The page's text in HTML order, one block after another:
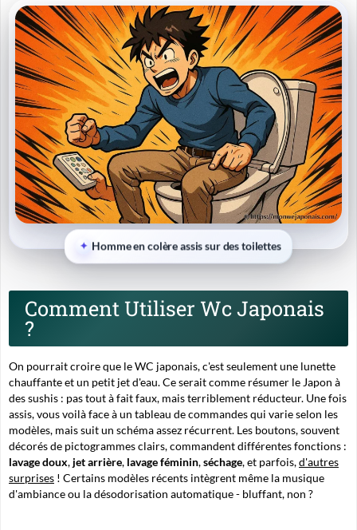
Homme en colère assis sur des toilettes
Comment Utiliser Wc Japonais
?
On pourrait croire que leWC japonais, c'est seulement une lunette
chauffante et un petit jet d'eau. Ce serait comme résumer le Japon à
des sushis : pas tout à fait faux, mais terriblement réducteur. Une fois
assis, vous voilà face à un tableau de commandes qui varie selon les
modèles, mais suit un schéma assez récurrent. Les boutons, souvent
décorés de pictogrammes clairs, commandent différentes fonctions :
lavage doux, jet arrière, lavage féminin,séchage, et parfois,d'autres
surprises ! Certains modèles récents intègrent même la musique
d'ambiance ou la désodorisation automatique - bluffant, non ?